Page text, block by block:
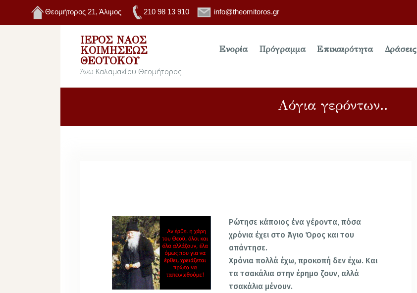
Θεομήτορος 21, Άλιμος 210 98 13 910 info@theomitoros.gr
ΙΕΡΌΣ ΝΑΌΣ
ΚΟΙΜΉΣΕΩΣ
ΘΕΟΤΌΚΟΥ
Άνω Καλαμακίου Θεομήτορος
Ενορία Πρόγραμμα Επικαιρότητα Δράσεις
Λόγια γερόντων..
Ρώτησε κάποιος ένα γέροντα, πόσα
χρόνια έχει στο Άγιο Όρος και του
απάντησε.
Χρόνια πολλά έχω, προκοπή δεν έχω. Και
τα τσακάλια στην έρημο ζουν, αλλά
τσακάλια μένουν.